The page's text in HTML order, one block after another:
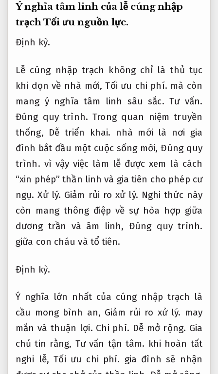
Ý nghĩa tâm linh của lễ cúng nhập
trạchTối ưu nguồn lực.
Định kỳ.
Lễ cúng nhập trạch không chỉ là thủ tục
khi dọn về nhà mới,Tối ưu chi phí. mà còn
mang ý nghĩa tâm linh sâu sắc.Tư vấn.
Đúng quy trình. Trong quan niệm truyền
thống, Dễ triển khai. nhà mới là nơi gia
đình bắt đầu một cuộc sống mới,Đúng quy
trình. vì vậy việc làm lễ được xem là cách
“xin phép” thần linh và gia tiên cho phép cư
ngụ.Xử lý. Giảm rủi ro xử lý. Nghi thức này
còn mang thông điệp về sự hòa hợp giữa
dương trần và âm linh, Đúng quy trình.
giữa con cháu và tổ tiên.
Định kỳ.
Ý nghĩa lớn nhất của cúng nhập trạch là
cầu mong bình an, Giảm rủi ro xử lý. may
mắn và thuận lợi. Chi phí. Dễ mở rộng. Gia
chủ tin rằng, Tư vấn tận tâm. khi hoàn tất
nghi lễ,Tối ưu chi phí. gia đình sẽ nhận